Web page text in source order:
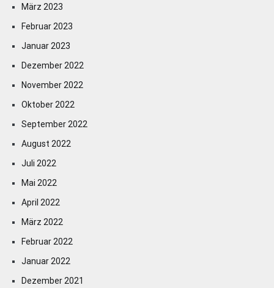
März 2023
Februar 2023
Januar 2023
Dezember 2022
November 2022
Oktober 2022
September 2022
August 2022
Juli 2022
Mai 2022
April 2022
März 2022
Februar 2022
Januar 2022
Dezember 2021